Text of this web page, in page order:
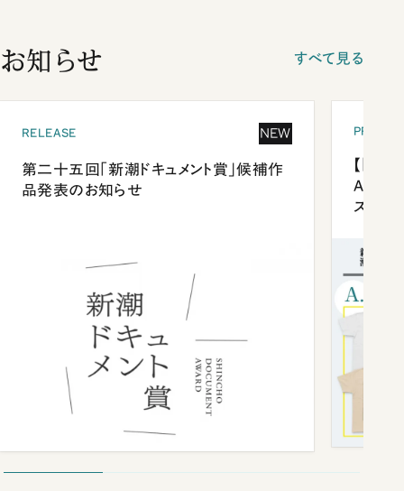
お知らせ すべて見る
RELEASE NEW
第二十五回「新潮ドキュメント賞」候補作
品発表のお知らせ
【「新
ズプレ